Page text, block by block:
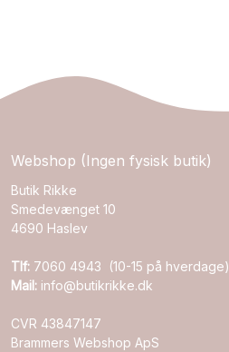
Webshop (Ingen fysisk butik)
Butik Rikke
Smedevænget 10
4690 Haslev
Tlf: 7060 4943 (10-15 på hverdage)
Mail: info@butikrikke.dk
CVR 43847147
Brammers Webshop ApS